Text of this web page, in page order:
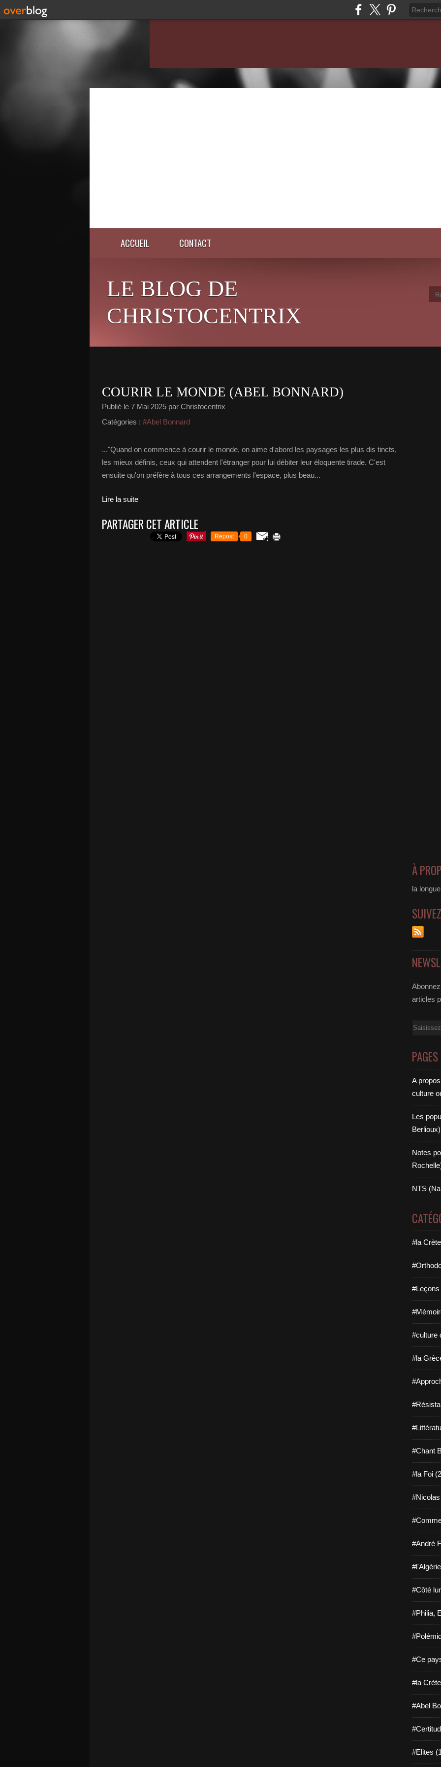
ACCUEIL CONTACT
LE BLOG DE
CHRISTOCENTRIX
COURIR LE MONDE (ABEL BONNARD)
Publié le 7 Mai 2025 par Christocentrix
Catégories : #Abel Bonnard
..."Quand on commence à courir le monde, on aime d'abord les paysages les plus dis tincts,
les mieux définis, ceux qui attendent l'étranger pour lui débiter leur éloquente tirade. C'est
ensuite qu'on préfère à tous ces arrangements l'espace, plus beau...
Lire la suite
PARTAGER CET ARTICLE
Repost 0
À
la
articles
Email
PAGES
A
culture
Les
Berlioux)
Notes
NTS
#la
#culture
#la
#Chant
#la Foi
#André
#Côté
#Philia,
#Ce
#la
#Abel
#Elites